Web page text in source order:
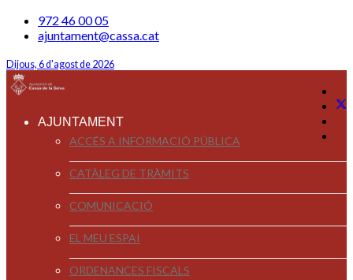
972 46 00 05
ajuntament@cassa.cat
Dijous, 6 d'agost de 2026
AJUNTAMENT
ACCÉS A INFORMACIÓ PÚBLICA
CATÀLEG DE TRÀMITS
COMUNICACIÓ
EL MEU ESPAI
ORDENANCES FISCALS